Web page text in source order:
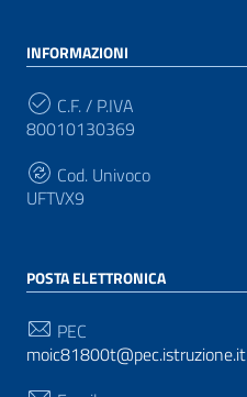
INFORMAZIONI
C.F. / P.IVA
80010130369
Cod. Univoco
UFTVX9
POSTA ELETTRONICA
PEC
moic81800t@pec.istruzione.it